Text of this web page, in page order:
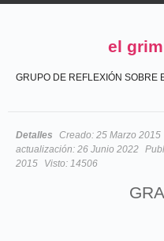
el
GRUPO DE REFLEXIÓN SOBRE
Detalles Creado: 25 Marzo 2015
actualización: 26 Junio 2022
2015
Visto: 14506